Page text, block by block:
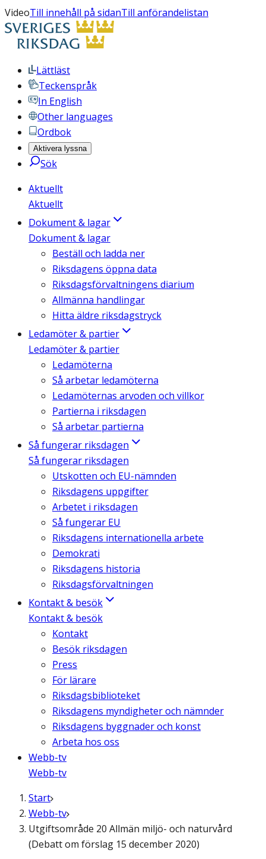
VideoTill innehåll på sidanTill anförandelistan
Lättläst
Teckenspråk
In English
Other languages
Ordbok
Aktivera lyssna
Sök
Aktuellt
Aktuellt
Dokument & lagar
Dokument & lagar
Beställ och ladda ner
Riksdagens öppna data
Riksdagsförvaltningens diarium
Allmänna handlingar
Hitta äldre riksdagstryck
Ledamöter & partier
Ledamöter & partier
Ledamöterna
Så arbetar ledamöterna
Ledamöternas arvoden och villkor
Partierna i riksdagen
Så arbetar partierna
Så fungerar riksdagen
Så fungerar riksdagen
Utskotten och EU-nämnden
Riksdagens uppgifter
Arbetet i riksdagen
Så fungerar EU
Riksdagens internationella arbete
Demokrati
Riksdagens historia
Riksdagsförvaltningen
Kontakt & besök
Kontakt & besök
Kontakt
Besök riksdagen
Press
För lärare
Riksdagsbiblioteket
Riksdagens myndigheter och nämnder
Riksdagens byggnader och konst
Arbeta hos oss
Webb-tv
Webb-tv
Start
Webb-tv
Utgiftsområde 20 Allmän miljö- och naturvård
(Debatt om förslag 15 december 2020)